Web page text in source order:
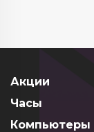
Акции
Часы
Компьютеры